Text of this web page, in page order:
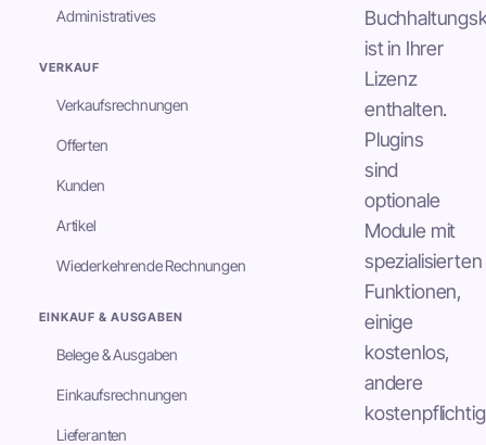
Administratives
VERKAUF
Verkaufsrechnungen
Offerten
Kunden
Artikel
Wiederkehrende Rechnungen
EINKAUF & AUSGABEN
Belege & Ausgaben
Einkaufsrechnungen
Lieferanten
ist in Ihrer
Lizenz
enthalten.
Plugins
sind
optionale
Module mit
spezialisierten
Funktionen,
einige
kostenlos,
andere